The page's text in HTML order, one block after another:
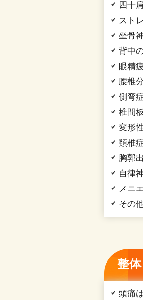
四十
スト
坐骨
背中
眼精
腰椎
側弯症
椎間
変形
頚椎症
胸郭
自律
メニ
その
整
頭痛